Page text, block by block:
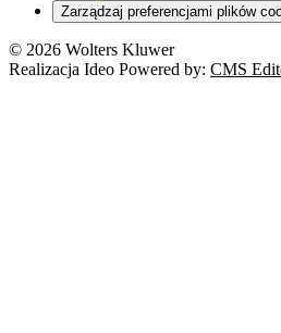
Zarządzaj preferencjami plików
© 2026 Wolters Kluwer
Realizacja Ideo Powered by: CMS